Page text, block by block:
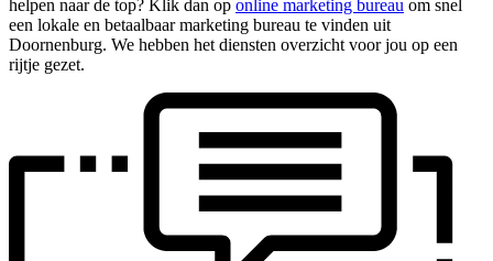
helpen naar de top? Klik dan op online marketing bureau om snel
een lokale en betaalbaar marketing bureau te vinden uit
Doornenburg. We hebben het diensten overzicht voor jou op een
rijtje gezet.